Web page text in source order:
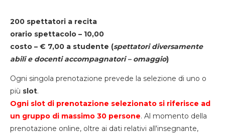
200 spettatori a recita
orario spettacolo – 10,00
costo – € 7,00 a studente (spettatori diversamente
abili e docenti accompagnatori – omaggio)
Ogni singola prenotazione prevede la selezione di uno o
più slot.
Ogni slot di prenotazione selezionato si riferisce ad
un gruppo di massimo 30 persone. Al momento della
prenotazione online, oltre ai dati relativi all'insegnante,